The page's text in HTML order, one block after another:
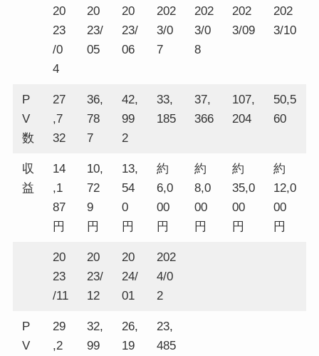
20
23
/0
4
20
23/
05
20
23/
06
202
3/0
7
202
3/0
8
202
3/09
202
3/10
P
V
数
27
,7
32
36,
78
7
42,
99
2
33,
185
37,
366
107,
204
50,5
60
収
益
14
,1
87
円
10,
72
9
円
13,
54
0
円
約
6,0
00
円
約
8,0
00
円
約
35,0
00
円
約
12,0
00
円
20
23
/11
20
23/
12
20
24/
01
202
4/0
2
P
V
29
,2
32,
99
26,
19
23,
485